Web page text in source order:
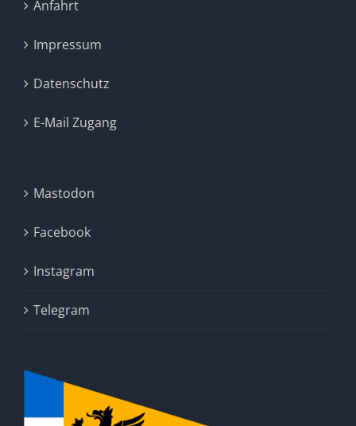
Anfahrt
Impressum
Datenschutz
E-Mail Zugang
Mastodon
Facebook
Instagram
Telegram